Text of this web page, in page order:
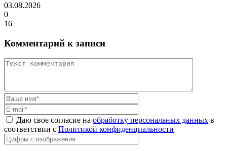
03.08.2026
0
16
Комментарий к записи
Даю свое согласие на обработку персональных данных в
соответствии с Политикой конфиденциальности